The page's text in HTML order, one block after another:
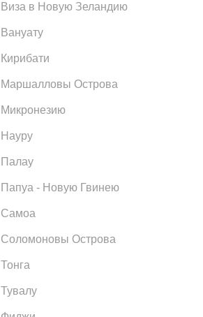
Виза в Новую Зеландию
Вануату
Кирибати
Маршалловы Острова
Микронезию
Науру
Палау
Папуа - Новую Гвинею
Самоа
Соломоновы Острова
Тонга
Тувалу